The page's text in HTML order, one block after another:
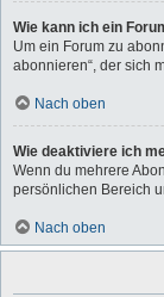
Wie kann ich ein
Um ein Forum zu
abonnieren“, der sich
Nach oben
Wie deaktiviere ich
Wenn du mehrere
persönlichen Bereich
Nach oben